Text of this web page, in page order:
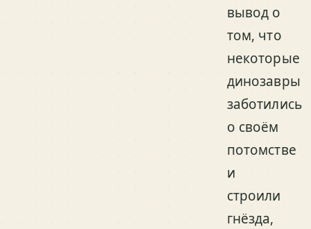
вывод о
том, что
некоторые
динозавры
заботились
о своём
потомстве
и
строили
гнёзда,